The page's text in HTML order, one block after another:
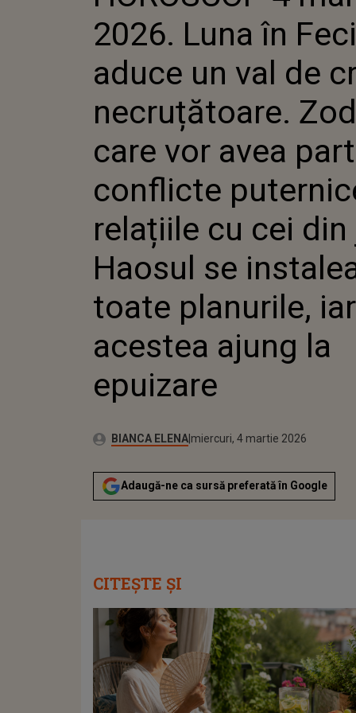
CRITICI
ZODIILE
JUR.
2026. Luna în
aduce un val de
necruțătoare.
care vor avea
conflicte
relațiile cu cei din
Haosul se
toate planurile, iar
acestea ajung la
epuizare
Autor:BIANCA ELENAPublicat:
marți, 3 martie 2026
Actualizat:
miercuri, 4 martie 2026
Adaugă-ne ca sursă preferată în Google
CITEȘTE ȘI